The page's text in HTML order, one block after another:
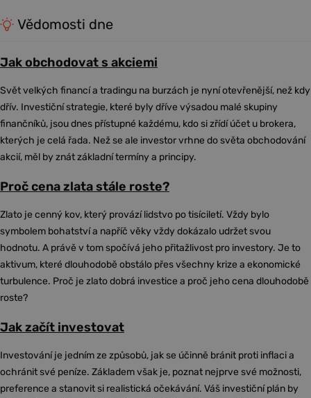
Vědomosti dne
Jak obchodovat s akciemi
Svět velkých financí a tradingu na burzách je nyní otevřenější, než kdy
dřív. Investiční strategie, které byly dříve výsadou malé skupiny
finančníků, jsou dnes přístupné každému, kdo si zřídí účet u brokera,
kterých je celá řada. Než se ale investor vrhne do světa obchodování
akcií, měl by znát základní termíny a principy.
Proč cena zlata stále roste?
Zlato je cenný kov, který provází lidstvo po tisíciletí. Vždy bylo
symbolem bohatství a napříč věky vždy dokázalo udržet svou
hodnotu. A právě v tom spočívá jeho přitažlivost pro investory. Je to
aktivum, které dlouhodobě obstálo přes všechny krize a ekonomické
turbulence. Proč je zlato dobrá investice a proč jeho cena dlouhodobě
roste?
Jak začít investovat
Investování je jedním ze způsobů, jak se účinně bránit proti inflaci a
ochránit své peníze. Základem však je, poznat nejprve své možnosti,
preference a stanovit si realistická očekávání. Váš investiční plán by